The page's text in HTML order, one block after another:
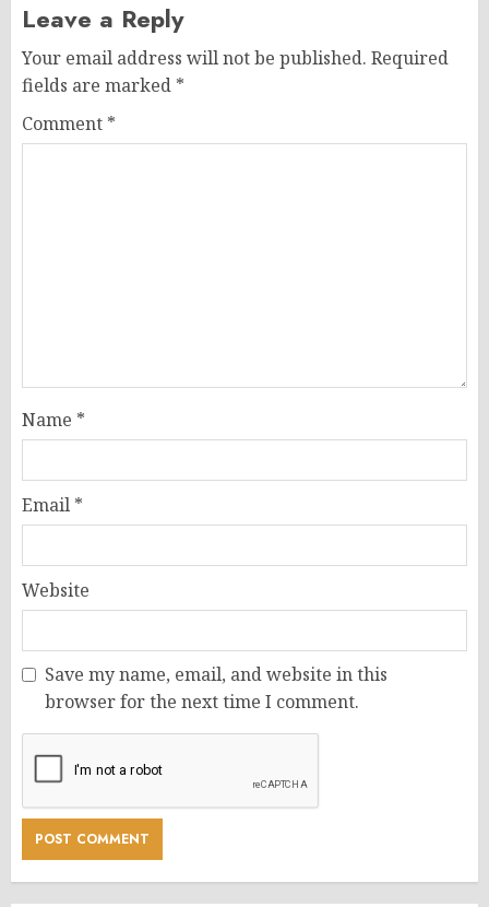
Leave a Reply
Your email address will not be published. Required
fields are marked *
Comment *
Name *
Email *
Website
Save my name, email, and website in this
browser for the next time I comment.